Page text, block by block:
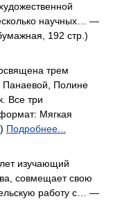
научных… —
192 стр.)
трем
Панаевой, Полине
Все три
Мягкая
Подробнее...
изучающий
совмещает свою
работу с… —